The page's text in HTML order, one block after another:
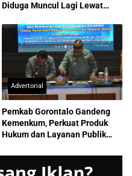
Diduga Muncul Lagi Lewat
Advertorial
Pemkab Gorontalo Gandeng
Kemenkum, Perkuat Produk
Hukum dan Layanan Publik